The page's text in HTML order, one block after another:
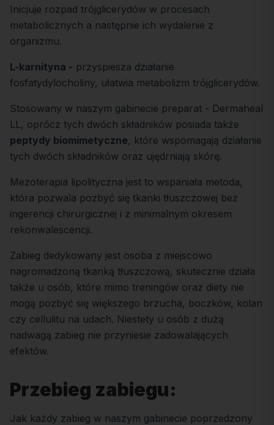
Inicjuje rozpad trójglicerydów w procesach
metabolicznych a następnie ich wydalenie z
organizmu.
L-karnityna - przyspiesza działanie
fosfatydylocholiny, ułatwia metabolizm trójglicerydów.
Stosowany w naszym gabinecie preparat - Dermaheal
LL, oprócz tych dwóch składników posiada także
peptydy biomimetyczne, które wspomagają działanie
tych dwóch składników oraz ujędrniają skórę.
Mezoterapia lipolityczna jest to wspaniała metoda,
która pozwala pozbyć się tkanki tłuszczowej bez
ingerencji chirurgicznej i z minimalnym okresem
rekonwalescencji.
Zabieg dedykowany jest osoba z miejscowo
nagromadzoną tkanką tłuszczową, skutecznie działa
także u osób, które mimo treningów oraz diety nie
mogą pozbyć się większego brzucha, boczków, kolan
czy cellulitu na udach. Niestety u osób z dużą
nadwagą zabieg nie przyniesie zadowalających
efektów.
Przebieg zabiegu:
Jak każdy zabieg w naszym gabinecie poprzedzony